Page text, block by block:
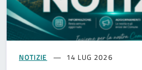
NOTIZIE 14 LUG 2026